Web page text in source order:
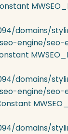
domains/
engine/seo-
domains/
engine/seo-
domains/